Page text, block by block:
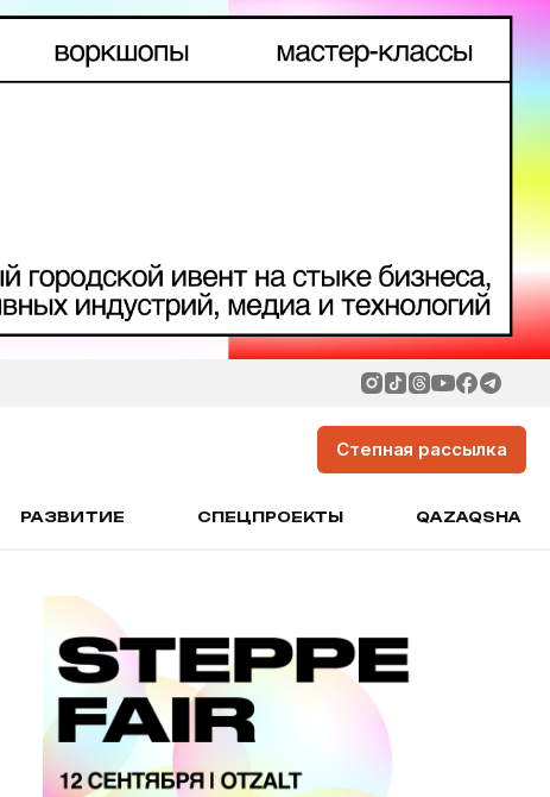
Степная рассылка
РАЗВИТИЕ СПЕЦПРОЕКТЫ QAZAQSHA